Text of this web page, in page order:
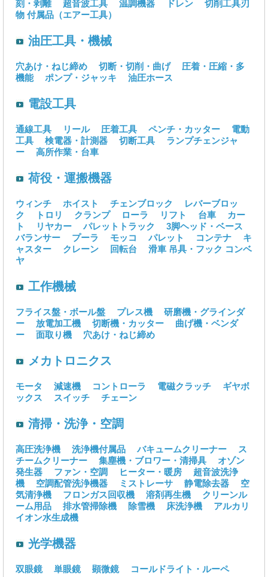
刻・剥離
超音波工具 温調機器 ドレン
切削工具刃
物 付属品（エアー工具）
油圧工具・機械
穴あけ・ねじ締め 切断・切削・曲げ
圧着・圧縮・多
機能
ポンプ・ジャッキ 油圧ホース
電設工具
通線工具 リール 圧着工具 ペンチ・カッター
電動
工具
検電器・計測器 切断工具
ランプチェンジャ
ー
高所作業・台車
荷役・運搬機器
ウィンチ ホイスト チェンブロック
レバーブロッ
ク
トロリ クランプ ローラ リフト 台車
カー
ト
リヤカー パレットトラック
3脚ヘッド・ベース
バランサー
プーラ モッコ パレット コンテナ
キ
ャスター
クレーン 回転台 滑車 吊具・フック コンベ
ヤ
工作機械
フライス盤・ボール盤 プレス機
研磨機・グラインダ
ー
放電加工機 切断機・カッター
曲げ機・ベンダ
ー
面取り機 穴あけ・ねじ締め
メカトロニクス
モータ 減速機 コントローラ 電磁クラッチ
ギヤボ
ックス
スイッチ チェーン
清掃・洗浄・空調
高圧洗浄機 洗浄機付属品 バキュームクリーナー
ス
チームクリーナー
集塵機・ブロワー・清掃具
オゾン
発生器
ファン・空調 ヒーター・暖房
超音波洗浄
機
空調配管洗浄機器 ミストレーサ 静電除去器
空
気清浄機
フロンガス回収機 溶剤再生機
クリーンル
ーム用品
排水管掃除機 除雪機 床洗浄機
アルカリ
イオン水生成機
光学機器
双眼鏡 単眼鏡 顕微鏡 コールドライト・ルーペ